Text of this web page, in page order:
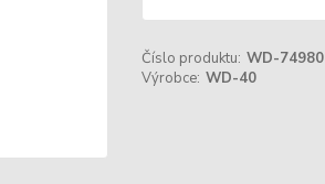
Číslo produktu: WD-74980
Výrobce: WD-40